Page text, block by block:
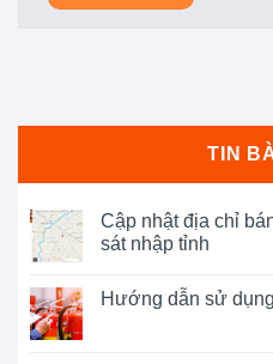
TIN
Cập nhật địa chỉ
sát nhập tỉnh
Hướng dẫn sử